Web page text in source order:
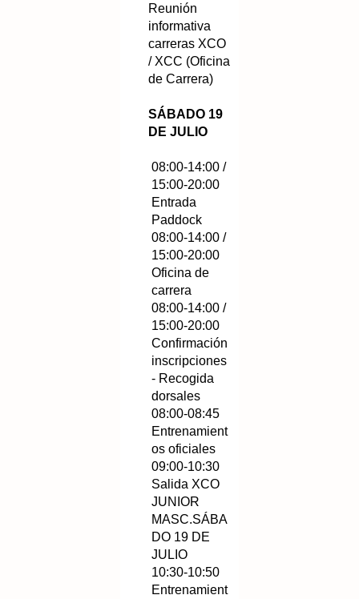
Reunión
informativa
carreras XCO
/ XCC (Oficina
de Carrera)
SÁBADO 19
DE JULIO
08:00-14:00 /
15:00-20:00
Entrada
Paddock
08:00-14:00 /
15:00-20:00
Oficina de
carrera
08:00-14:00 /
15:00-20:00
Confirmación
inscripciones
- Recogida
dorsales
08:00-08:45
Entrenamient
os oficiales
09:00-10:30
Salida XCO
JUNIOR
MASC.SÁBA
DO 19 DE
JULIO
10:30-10:50
Entrenamient